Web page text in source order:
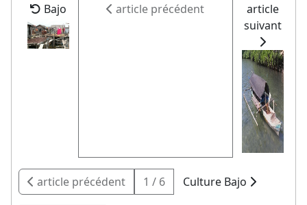
Bajo
article précédent
article
suivant
article précédent 1 / 6 Culture Bajo